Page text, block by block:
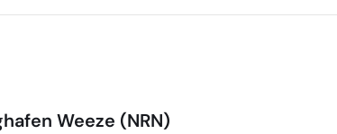
Weeze (NRN)